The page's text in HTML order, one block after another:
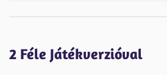
2 Féle Játékverzióval